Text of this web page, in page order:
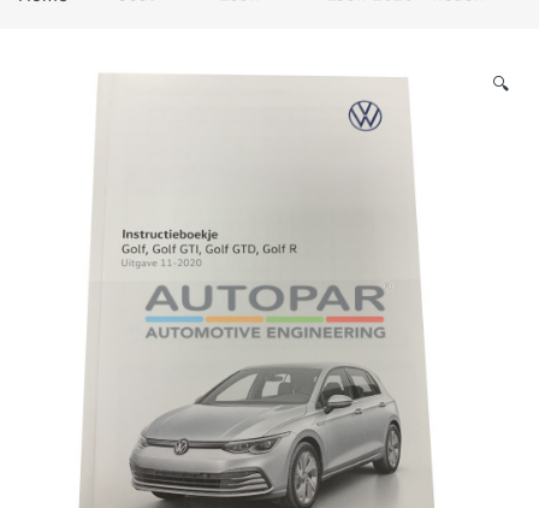
🔍